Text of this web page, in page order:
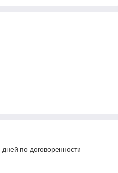
по договоренности